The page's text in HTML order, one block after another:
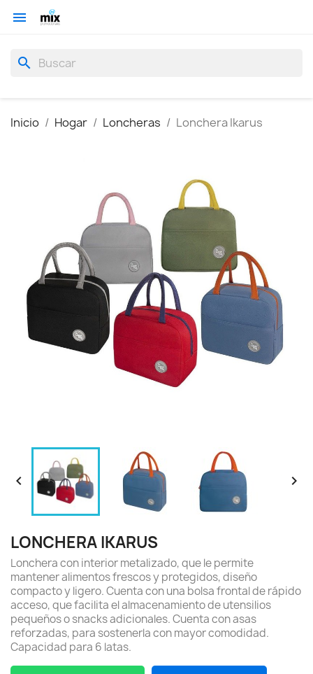

search
Inicio Hogar Loncheras Lonchera Ikarus
 
LONCHERA IKARUS
Lonchera con interior metalizado, que le permite
mantener alimentos frescos y protegidos, diseño
compacto y ligero. Cuenta con una bolsa frontal de rápido
acceso, que facilita el almacenamiento de utensilios
pequeños o snacks adicionales. Cuenta con asas
reforzadas, para sostenerla con mayor comodidad.
Capacidad para 6 latas.